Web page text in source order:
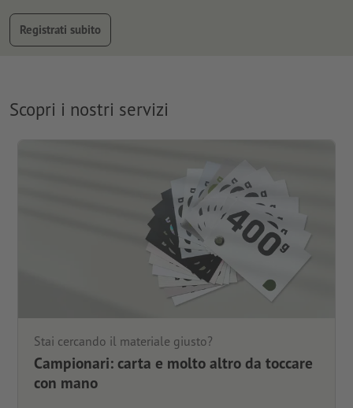
Registrati subito
Scopri i nostri servizi
Stai cercando il materiale giusto?
Campionari: carta e molto altro da toccare
con mano